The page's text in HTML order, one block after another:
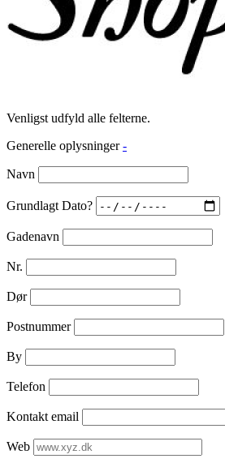
Venligst udfyld alle felterne.
Generelle oplysninger -
Navn
Grundlagt Dato?
Gadenavn
Nr.
Dør
Postnummer
By
Telefon
Kontakt email
Web